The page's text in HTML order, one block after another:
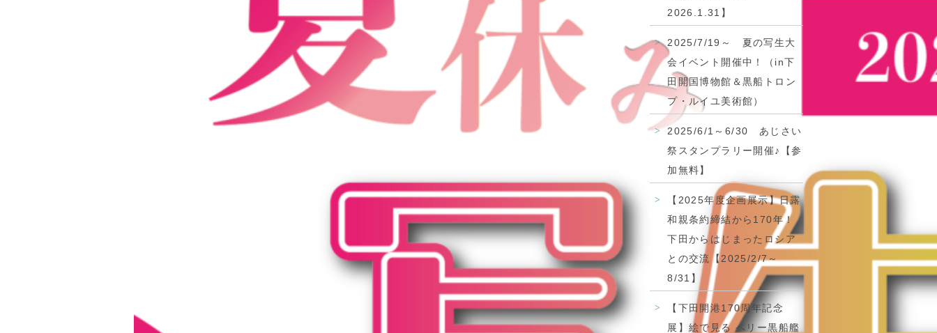
2026.1.31】
2025/7/19～ 夏の写生大
会イベント開催中！（in下
田開国博物館＆黒船トロン
プ・ルイユ美術館）
2025/6/1～6/30 あじさい
祭スタンプラリー開催♪【参
加無料】
【2025年度企画展示】日露
和親条約締結から170年！
下田からはじまったロシア
との交流【2025/2/7～
8/31】
【下田開港170周年記念
展】絵で見る ペリー黒船艦